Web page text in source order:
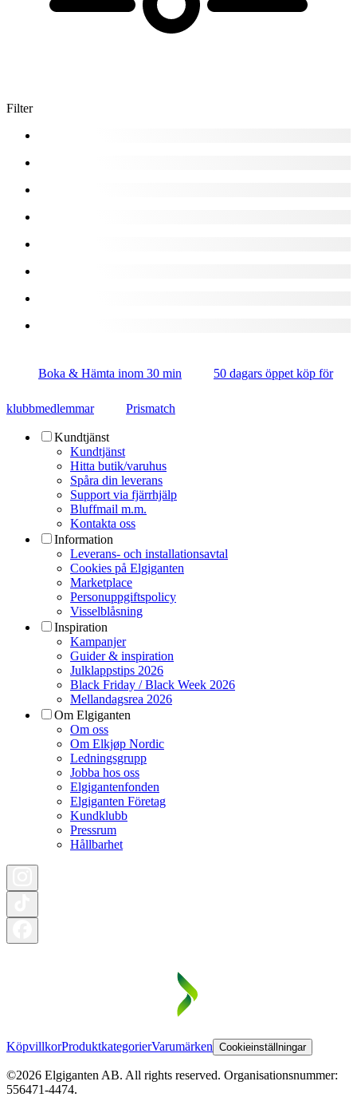
Filter
Boka & Hämta inom 30 min 50 dagars öppet köp för
klubbmedlemmar Prismatch
Kundtjänst
Kundtjänst
Hitta butik/varuhus
Spåra din leverans
Support via fjärrhjälp
Bluffmail m.m.
Kontakta oss
Information
Leverans- och installationsavtal
Cookies på Elgiganten
Marketplace
Personuppgiftspolicy
Visselblåsning
Inspiration
Kampanjer
Guider & inspiration
Julklappstips 2026
Black Friday / Black Week 2026
Mellandagsrea 2026
Om Elgiganten
Om oss
Om Elkjøp Nordic
Ledningsgrupp
Jobba hos oss
Elgigantenfonden
Elgiganten Företag
Kundklubb
Pressrum
Hållbarhet
KöpvillkorProduktkategorierVarumärken Cookieinställningar
©2026 Elgiganten AB. All rights reserved. Organisationsnummer:
556471-4474.